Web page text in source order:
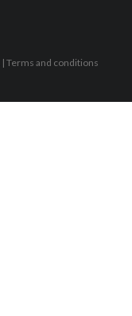
| Terms and conditions